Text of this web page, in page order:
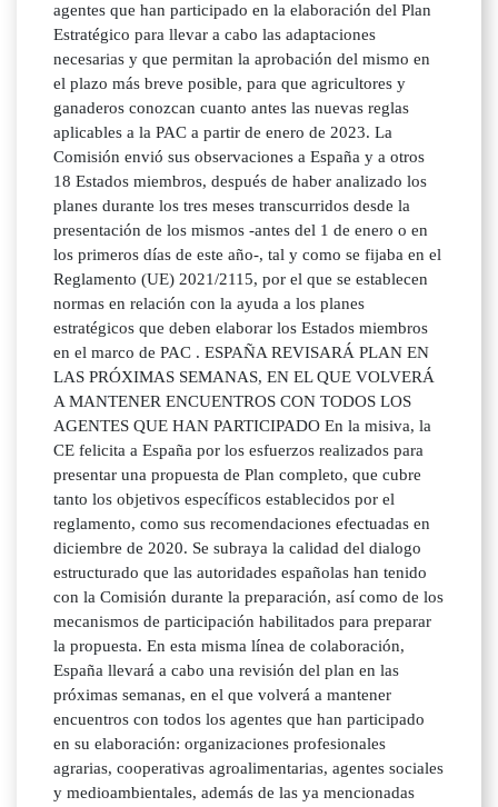
agentes que han participado en la elaboración del Plan
Estratégico para llevar a cabo las adaptaciones
necesarias y que permitan la aprobación del mismo en
el plazo más breve posible, para que agricultores y
ganaderos conozcan cuanto antes las nuevas reglas
aplicables a la PAC a partir de enero de 2023. La
Comisión envió sus observaciones a España y a otros
18 Estados miembros, después de haber analizado los
planes durante los tres meses transcurridos desde la
presentación de los mismos -antes del 1 de enero o en
los primeros días de este año-, tal y como se fijaba en el
Reglamento (UE) 2021/2115, por el que se establecen
normas en relación con la ayuda a los planes
estratégicos que deben elaborar los Estados miembros
en el marco de PAC . ESPAÑA REVISARÁ PLAN EN
LAS PRÓXIMAS SEMANAS, EN EL QUE VOLVERÁ
A MANTENER ENCUENTROS CON TODOS LOS
AGENTES QUE HAN PARTICIPADO En la misiva, la
CE felicita a España por los esfuerzos realizados para
presentar una propuesta de Plan completo, que cubre
tanto los objetivos específicos establecidos por el
reglamento, como sus recomendaciones efectuadas en
diciembre de 2020. Se subraya la calidad del dialogo
estructurado que las autoridades españolas han tenido
con la Comisión durante la preparación, así como de los
mecanismos de participación habilitados para preparar
la propuesta. En esta misma línea de colaboración,
España llevará a cabo una revisión del plan en las
próximas semanas, en el que volverá a mantener
encuentros con todos los agentes que han participado
en su elaboración: organizaciones profesionales
agrarias, cooperativas agroalimentarias, agentes sociales
y medioambientales, además de las ya mencionadas